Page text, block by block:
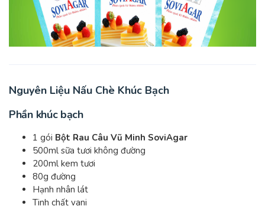
Nguyên Liệu Nấu Chè Khúc Bạch
Phần khúc bạch
1 gói Bột Rau Câu Vũ Minh SoviAgar
500ml sữa tươi không đường
200ml kem tươi
80g đường
Hạnh nhân lát
Tinh chất vani